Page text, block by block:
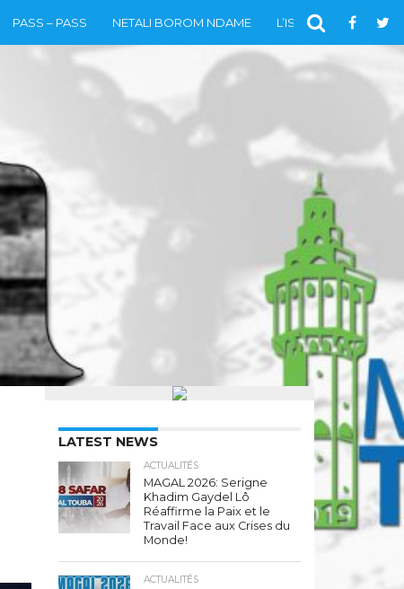
PASS – PASS NETALI BOROM NDAME L’ISLAM VIDÉOS
LATEST NEWS
ACTUALITÉS
MAGAL 2026: Serigne
Khadim Gaydel Lô
Réaffirme la Paix et le
Travail Face aux Crises du
Monde!
ACTUALITÉS